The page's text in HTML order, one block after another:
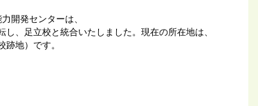
開発センターは、
統合いたしました。現在の所在地は、
地）です。